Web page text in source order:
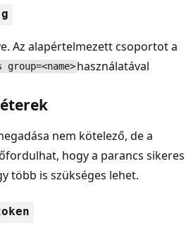
Az alapértelmezett csoportot a
használatával
nem kötelező, de a
hogy a parancs sikeres
több is szükséges lehet.